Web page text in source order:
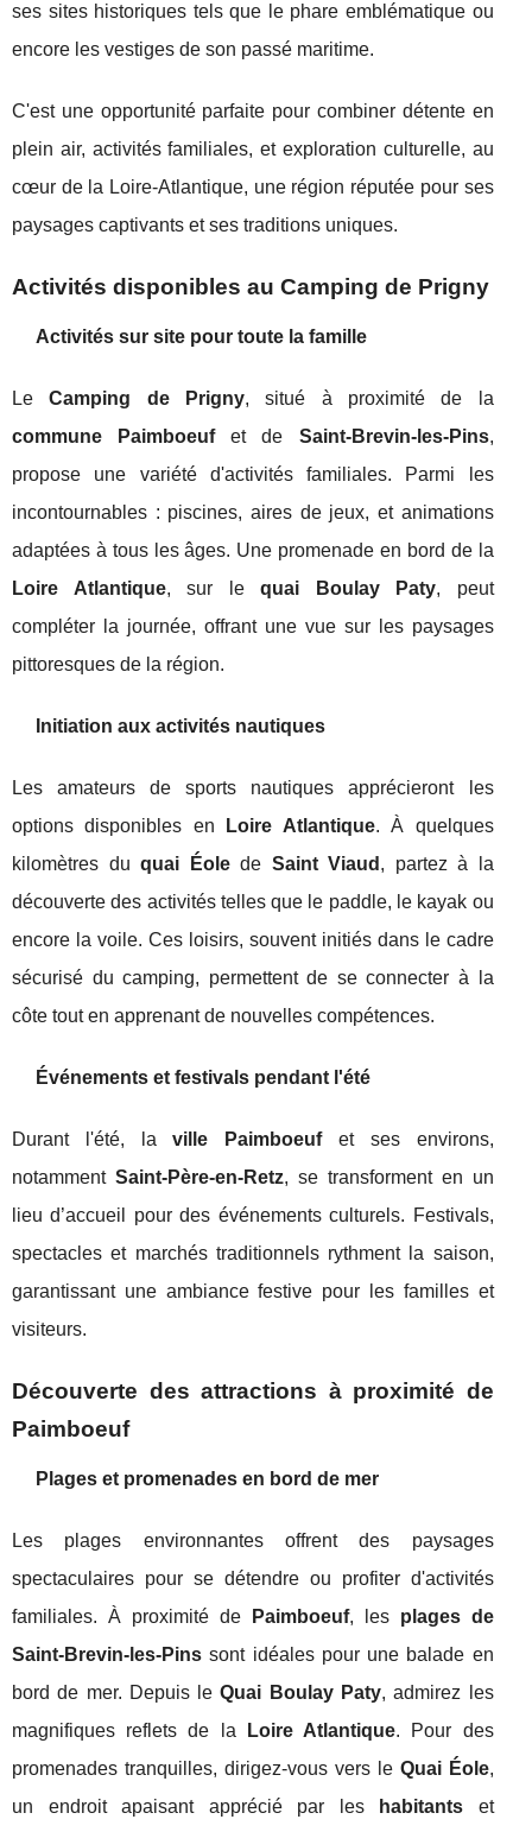
ses sites historiques tels que le phare emblématique ou
encore les vestiges de son passé maritime.
C'est une opportunité parfaite pour combiner détente en
plein air, activités familiales, et exploration culturelle, au
cœur de la Loire-Atlantique, une région réputée pour ses
paysages captivants et ses traditions uniques.
Activités disponibles au Camping de Prigny
Activités sur site pour toute la famille
LeCamping de Prigny, situé à proximité de la
commune Paimboeufet de Saint-Brevin-les-Pins,
propose une variété d'activités familiales. Parmi les
incontournables : piscines, aires de jeux, et animations
adaptées à tous les âges. Une promenade en bord de la
Loire Atlantique, sur lequai Boulay Paty, peut
compléter la journée, offrant une vue sur les paysages
pittoresques de la région.
Initiation aux activités nautiques
Les amateurs de sports nautiques apprécieront les
options disponibles en
Loire Atlantique. À quelques
kilomètres duquai Éolede Saint Viaud , partez à la
découverte des activités telles que le paddle, le kayak ou
encore la voile. Ces loisirs, souvent initiés dans le cadre
sécurisé du camping, permettent de se connecter à la
côte tout en apprenant de nouvelles compétences.
Événements et festivals pendant l'été
Durant l'été, laville Paimboeufet ses environs,
notamment Saint-Père-en-Retz, se transforment en un
lieu d’accueil pour des événements culturels. Festivals,
spectacles et marchés traditionnels rythment la saison,
garantissant une ambiance festive pour les familles et
visiteurs.
Découverte des attractions à proximité de
Paimboeuf
Plages et promenades en bord de mer
Les plages environnantes offrent des paysages
spectaculaires pour se détendre ou profiter d'activités
familiales. À proximité de
Paimboeuf, les plages de
Saint-Brevin-les-Pins sont idéales pour une balade en
bord de mer. Depuis leQuai Boulay Paty, admirez les
magnifiques reflets de la
Loire Atlantique. Pour des
promenades tranquilles, dirigez-vous vers le Quai Éole,
un endroit apaisant apprécié par les
habitants et